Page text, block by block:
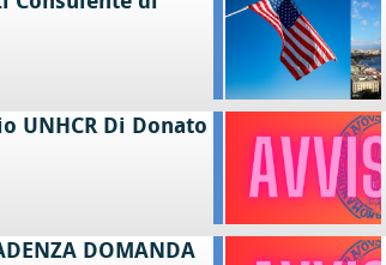
UNHCR Di Donato
DOMANDA